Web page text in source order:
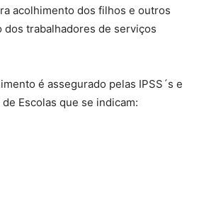
acolhimento dos filhos e outros
dos trabalhadores de serviços
é assegurado pelas IPSS´s e
Escolas que se indicam: